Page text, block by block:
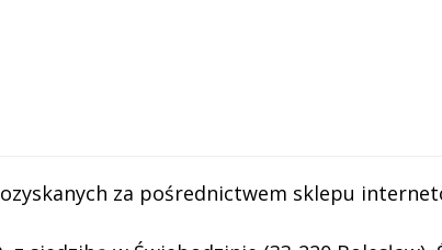
za pośrednictwem sklepu